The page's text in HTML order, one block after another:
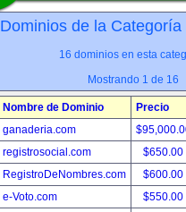
Dominios de la
16 dominios en esta
Mostrando 1 de 16
Nombre de Dominio
Precio
ganaderia.com
registrosocial.com
$650.00
RegistroDeNombres.com
$600.00
e-Voto.com
$550.00